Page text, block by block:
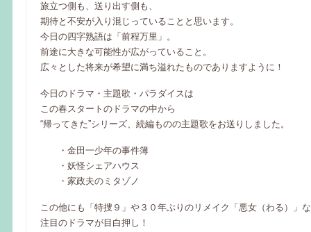
旅立つ側も、送り出す側も、
期待と不安が入り混じっていることと思います。
今日の四字熟語は「前程万里」。
前途に大きな可能性が広がっていること。
広々とした将来が希望に満ち溢れたものでありますように！
今日のドラマ・主題歌・パラダイスは
この春スタートのドラマの中から
“帰ってきた”シリーズ、続編ものの主題歌をお送りしました。
・金田一少年の事件簿
・妖怪シェアハウス
・家政夫のミタゾノ
この他にも「特捜９」や３０年ぶりのリメイク「悪女（わる）」
注目のドラマが目白押し！